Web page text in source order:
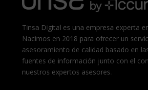
Tinsa Digital es una empresa experta
Nacimos en 2018 para ofrecer un
asesoramiento de calidad basado en
fuentes de información junto con el
nuestros expertos asesores.